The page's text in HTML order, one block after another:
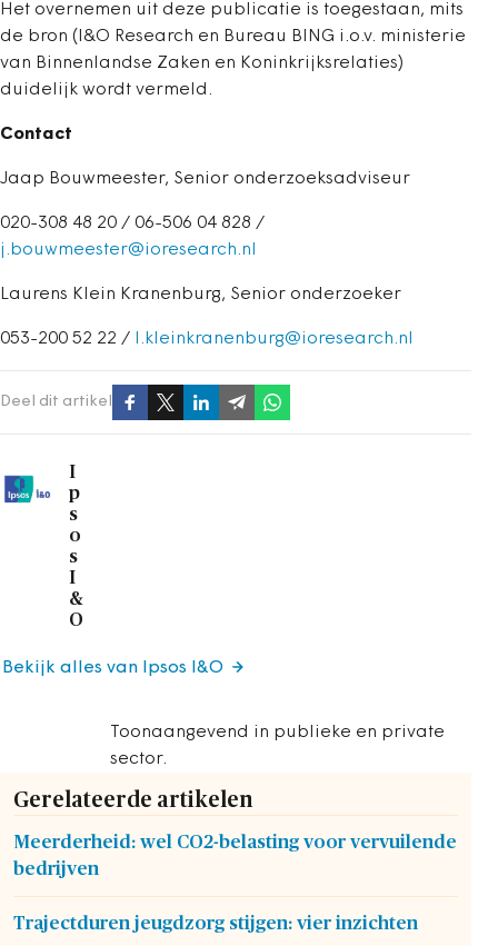
Het overnemen uit deze publicatie is toegestaan, mits
de bron (I&O Research en Bureau BING i.o.v. ministerie
van Binnenlandse Zaken en Koninkrijksrelaties)
duidelijk wordt vermeld.
Contact
Jaap Bouwmeester, Senior onderzoeksadviseur
020-308 48 20 / 06-506 04 828 /
j.bouwmeester@ioresearch.nl
Laurens Klein Kranenburg, Senior onderzoeker
053-200 52 22 / l.kleinkranenburg@ioresearch.nl
Deel dit artikel
I
p
s
o
s
I
&
O
Toonaangevend in publieke en private
sector.
Bekijk alles van Ipsos I&O
Gerelateerde artikelen
Meerderheid: wel CO2-belasting voor vervuilende
bedrijven
Trajectduren jeugdzorg stijgen: vier inzichten